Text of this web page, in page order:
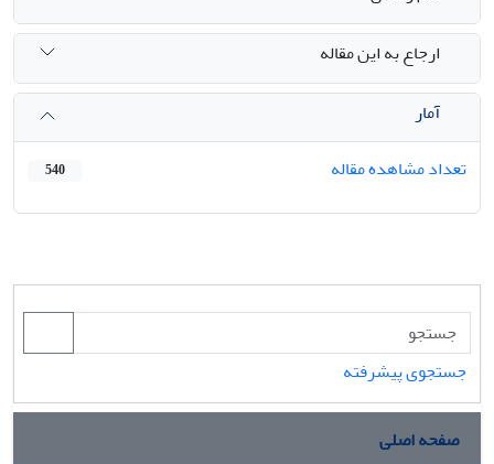
ارجاع به این مقاله
آمار
تعداد مشاهده مقاله
540
جستجوی پیشرفته
صفحه اصلی